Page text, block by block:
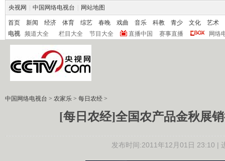
央视网 中国网络电视台 网站地图
首页 新闻 经济 体育 综艺 春晚 戏曲 音乐 科教 青少 文化
艺术
电视
频道大全 栏目大全 节目大全 直播中国 赛事直播 网络
中国网络电视台 > 农家乐 > 每日农经 >
[每日农经]全国农产品金秋展
发布时间:2011年12月01日 23:10 |